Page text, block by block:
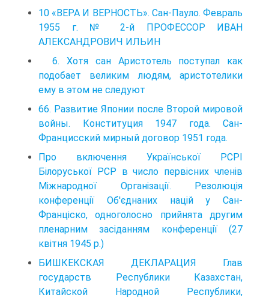
10 «ВЕРА И ВЕРНОСТЬ». Сан-Пауло. Февраль
1955 г. № 2-й ПРОФЕССОР ИВАН
АЛЕКСАНДРОВИЧ ИЛЬИН
6. Хотя сан Аристотель поступал как
подобает великим людям, аристотелики
ему в этом не следуют
66. Развитие Японии после Второй мировой
войны. Конституция 1947 года. Сан-
Францисский мирный договор 1951 года.
Про включення Української PCPI
Білоруської PCP в число первісних членів
Міжнародної Організації. Резолюція
конференції Об'єднаних націй у Сан-
Франціско, одноголосно прийнята другим
пленарним засіданням конференції (27
квітня 1945 p.)
БИШКЕКСКАЯ ДЕКЛАРАЦИЯ Глав
государств Республики Казахстан,
Китайской Народной Республики,